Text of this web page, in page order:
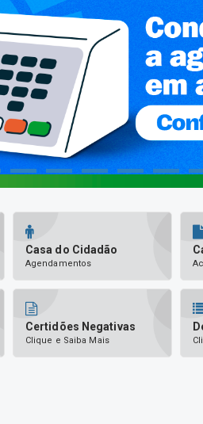
Casa do Cidadão
Agendamentos
Certidões Negativas
Clique e Saiba Mais